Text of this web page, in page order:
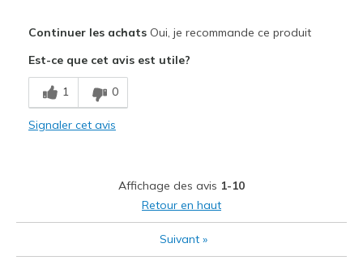
Les meilleures utilisations
Casual Wear
Going Out
Feels too narrow
View On Shoes
Shoes are for Wearing
Continuer les achatsOui, je recommande ce produit
Est-ce que cet avis est utile?
1 0
Signaler cet avis
Affichage des avis 1-10
Retour en haut
Suivant »